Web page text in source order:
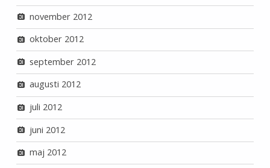
november 2012
oktober 2012
september 2012
augusti 2012
juli 2012
juni 2012
maj 2012